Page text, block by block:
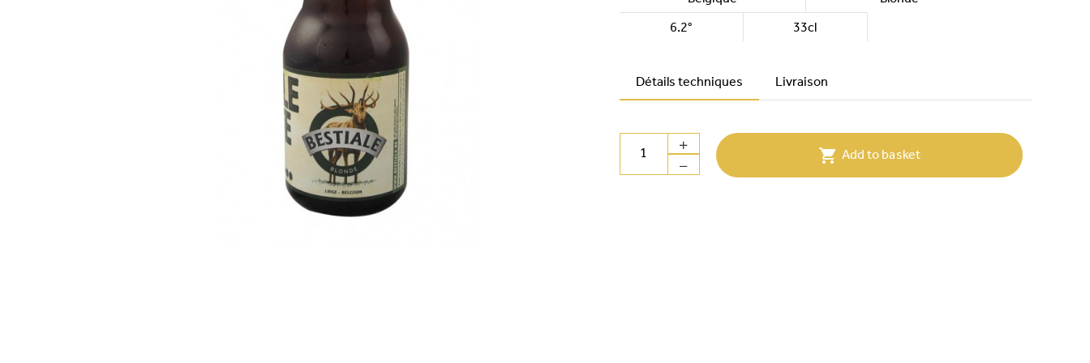
6.2° 33cl
Détails techniques Livraison
 Add to basket